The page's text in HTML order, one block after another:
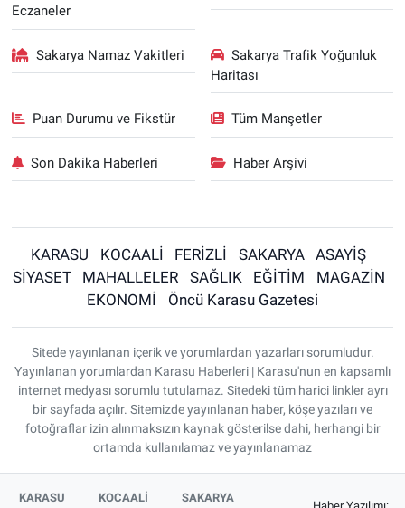
Eczaneler
Sakarya Namaz Vakitleri
Sakarya Trafik Yoğunluk
Haritası
Puan Durumu ve Fikstür Tüm Manşetler
Son Dakika Haberleri Haber Arşivi
KARASU KOCAALİ FERİZLİ SAKARYA
ASAYİŞ
SİYASET
MAHALLELER SAĞLIK EĞİTİM
MAGAZİN
EKONOMİ
Öncü Karasu Gazetesi
Sitede yayınlanan içerik ve yorumlardan yazarları sorumludur.
Yayınlanan yorumlardan Karasu Haberleri | Karasu'nun en kapsamlı
internet medyası sorumlu tutulamaz. Sitedeki tüm harici linkler ayrı
bir sayfada açılır. Sitemizde yayınlanan haber, köşe yazıları ve
fotoğraflar izin alınmaksızın kaynak gösterilse dahi, herhangi bir
ortamda kullanılamaz ve yayınlanamaz
KARASU KOCAALİ SAKARYA
Haber Yazılımı: